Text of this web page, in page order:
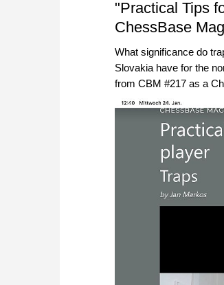
"Practical Tips
ChessBase
What significance do
Slovakia have for the
from CBM #217 as a